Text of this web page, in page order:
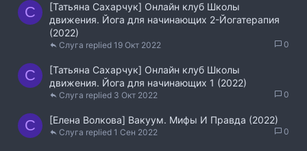
С
[Татьяна Сахарчук] Онлайн клуб Школы
движения. Йога для начинающих 2-Йогатерапия
(2022)
0
19 Окт 2022
Слуга
С
[Татьяна Сахарчук] Онлайн клуб Школы
движения. Йога для начинающих 1 (2022)
0
3 Окт 2022
Слуга
С [Елена Волкова] Вакуум. Мифы И Правда (2022)
0
1 Сен 2022
Слуга